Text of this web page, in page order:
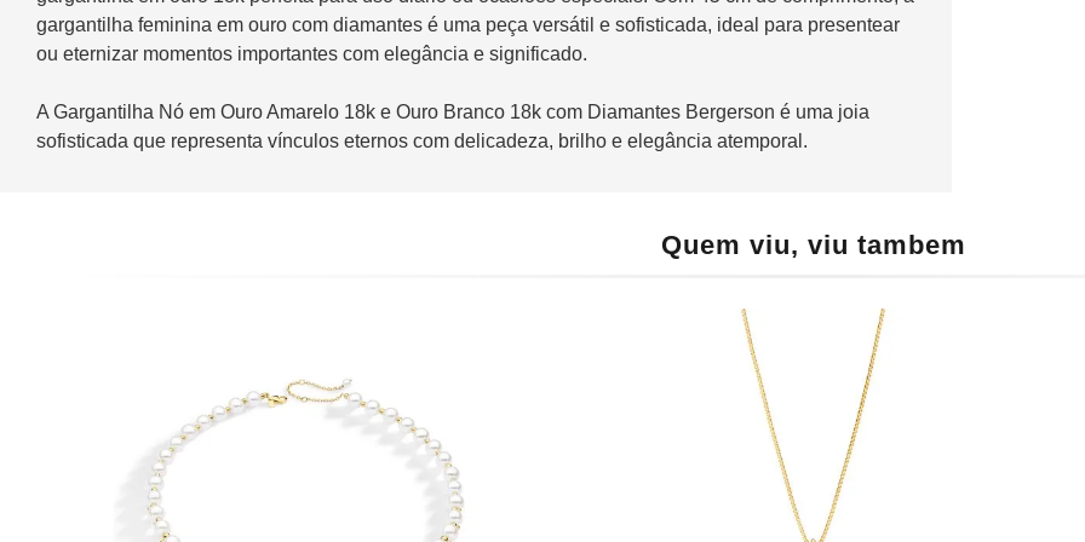
gargantilha feminina em ouro com diamantes é uma peça versátil e sofisticada, ideal para presentear
ou eternizar momentos importantes com elegância e significado.
A Gargantilha Nó em Ouro Amarelo 18k e Ouro Branco 18k com Diamantes Bergerson é uma joia
sofisticada que representa vínculos eternos com delicadeza, brilho e elegância atemporal.
Quem viu, viu tambem